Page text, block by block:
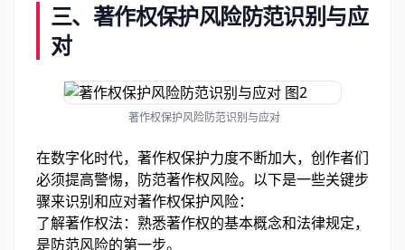
三、著作权保护风险防范识别与应
对
著作权保护风险防范识别与应对
在数字化时代，著作权保护力度不断加大，创作者们
必须提高警惕，防范著作权风险。以下是一些关键步
骤来识别和应对著作权保护风险：
了解著作权法：熟悉著作权的基本概念和法律规定，
是防范风险的第一步。